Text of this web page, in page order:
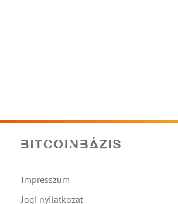
Impresszum
Jogi nyilatkozat